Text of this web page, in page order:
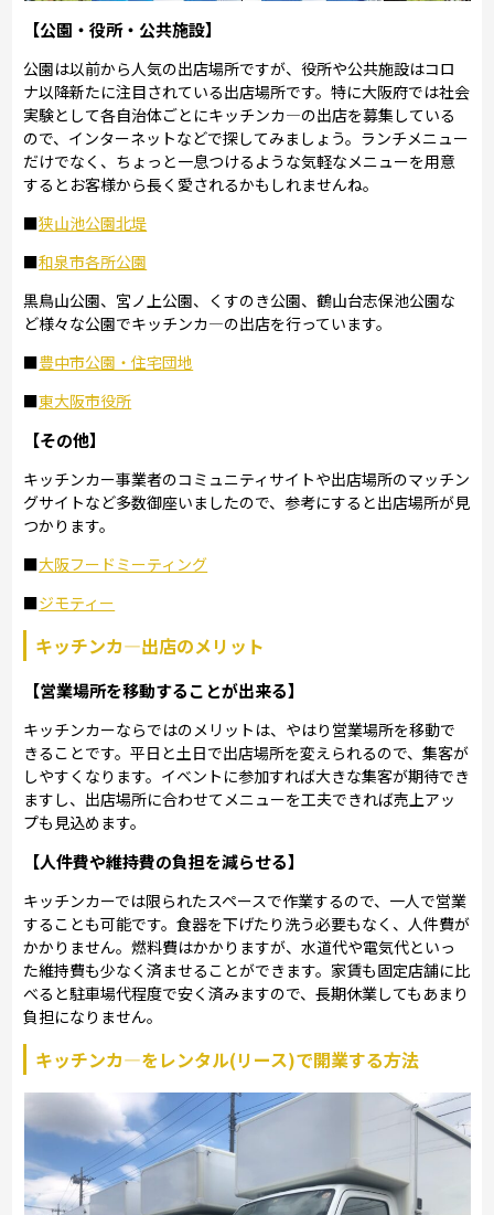
【公園・役所・公共施設】
公園は以前から人気の出店場所ですが、役所や公共施設はコロ
ナ以降新たに注目されている出店場所です。特に大阪府では社会
実験として各自治体ごとにキッチンカ―の出店を募集している
ので、インターネットなどで探してみましょう。ランチメニュー
だけでなく、ちょっと一息つけるような気軽なメニューを用意
するとお客様から長く愛されるかもしれませんね。
■狭山池公園北堤
■和泉市各所公園
黒鳥山公園、宮ノ上公園、くすのき公園、鶴山台志保池公園な
ど様々な公園でキッチンカ―の出店を行っています。
■豊中市公園・住宅団地
■東大阪市役所
【その他】
キッチンカー事業者のコミュニティサイトや出店場所のマッチン
グサイトなど多数御座いましたので、参考にすると出店場所が見
つかります。
■大阪フードミーティング
■ジモティー
キッチンカ―出店のメリット
【営業場所を移動することが出来る】
キッチンカーならではのメリットは、やはり営業場所を移動で
きることです。平日と土日で出店場所を変えられるので、集客が
しやすくなります。イベントに参加すれば大きな集客が期待でき
ますし、出店場所に合わせてメニューを工夫できれば売上アッ
プも見込めます。
【人件費や維持費の負担を減らせる】
キッチンカーでは限られたスペースで作業するので、一人で営業
することも可能です。食器を下げたり洗う必要もなく、人件費が
かかりません。燃料費はかかりますが、水道代や電気代といっ
た維持費も少なく済ませることができます。家賃も固定店舗に比
べると駐車場代程度で安く済みますので、長期休業してもあまり
負担になりません。
キッチンカ―をレンタル(リース)で開業する方法